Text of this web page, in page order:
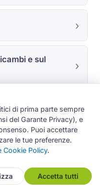
e sul
con
dagli interventi
di prima parte sempre
del Garante Privacy), e
Puoi accettare
le tue preferenze.
Cookie Policy.
Accetta tutti